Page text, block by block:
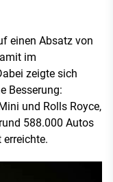
einen Absatz von
im
zeigte sich
Besserung:
und Rolls Royce,
588.000 Autos